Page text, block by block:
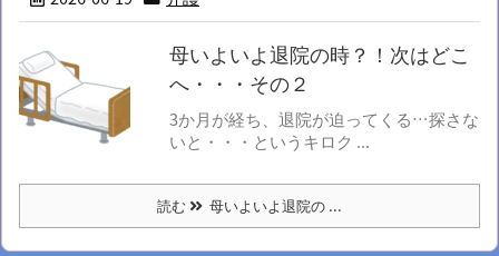
母いよいよ退院の時？！次はどこ
へ・・・その２
3か月が経ち、退院が迫ってくる…探さな
いと・・・というキロク ...
読む 母いよいよ退院の ...